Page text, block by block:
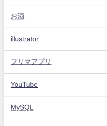
お酒
illustrator
フリマアプリ
YouTube
MySQL